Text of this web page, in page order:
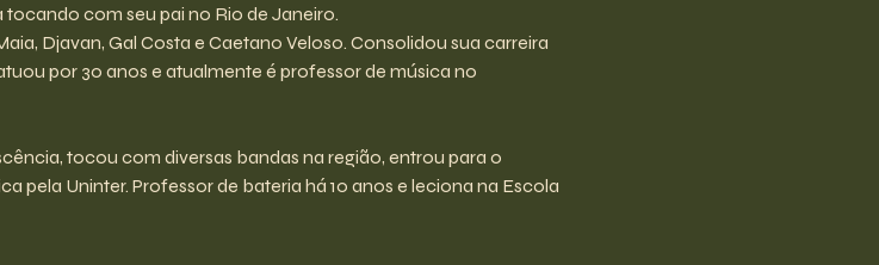
com seu pai no Rio de Janeiro.
Djavan, Gal Costa e Caetano Veloso. Consolidou sua carreira
por 30 anos e atualmente é professor de música no
tocou com diversas bandas na região, entrou para o
pela Uninter. Professor de bateria há 10 anos e leciona na Escola